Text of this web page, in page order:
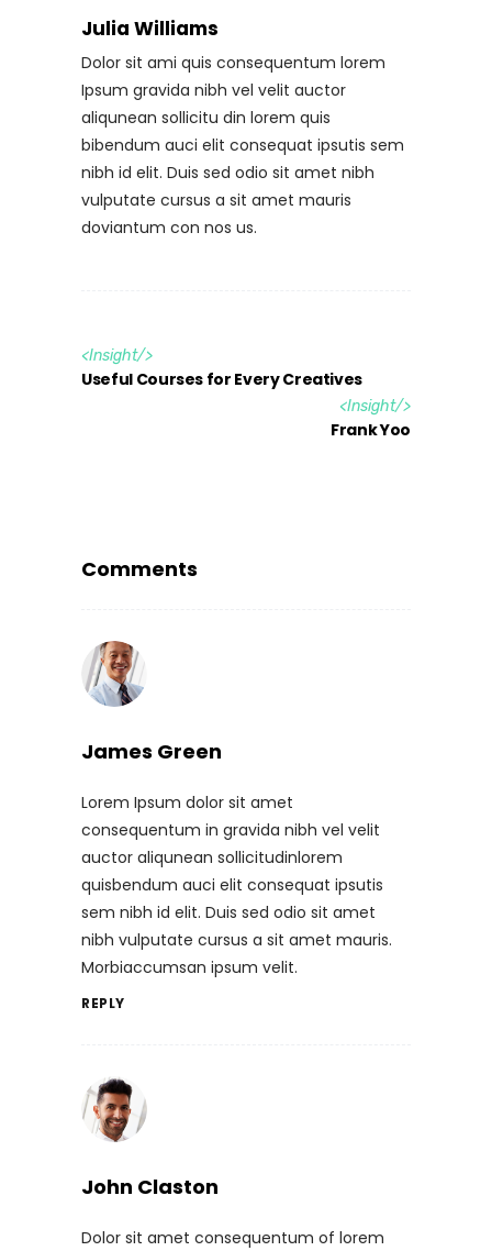
Julia Williams
Dolor sit ami quis consequentum lorem
Ipsum gravida nibh vel velit auctor
aliqunean sollicitu din lorem quis
bibendum auci elit consequat ipsutis sem
nibh id elit. Duis sed odio sit amet nibh
vulputate cursus a sit amet mauris
doviantum con nos us.
<Insight/>
Useful Courses for Every Creatives
<Insight/>
Frank Yoo
Comments
James Green
Lorem Ipsum dolor sit amet
consequentum in gravida nibh vel velit
auctor aliqunean sollicitudinlorem
quisbendum auci elit consequat ipsutis
sem nibh id elit. Duis sed odio sit amet
nibh vulputate cursus a sit amet mauris.
Morbiaccumsan ipsum velit.
REPLY
John Claston
Dolor sit amet consequentum of lorem